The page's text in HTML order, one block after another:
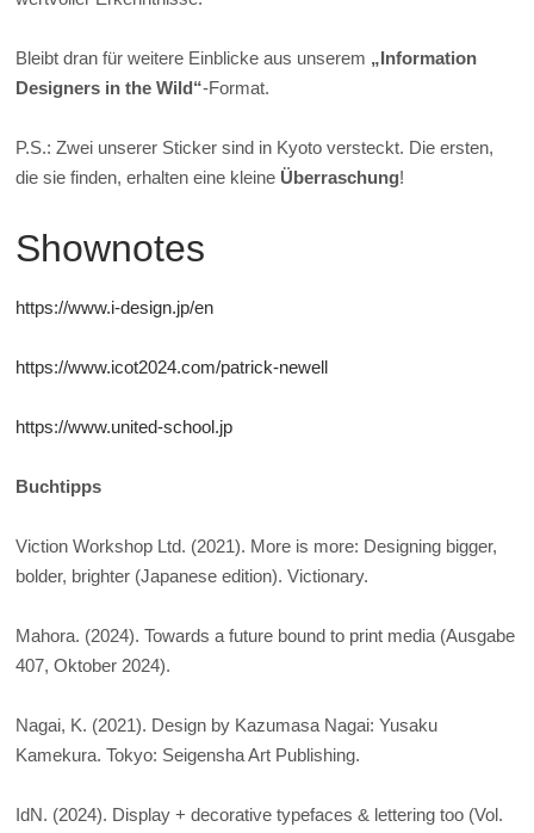
Bleibt dran für weitere Einblicke aus unserem „Information
Designers in the Wild“-Format.
P.S.: Zwei unserer Sticker sind in Kyoto versteckt. Die ersten,
die sie finden, erhalten eine kleine Überraschung!
Shownotes
https://www.i-design.jp/en
https://www.icot2024.com/patrick-newell
https://www.united-school.jp
Buchtipps
Viction Workshop Ltd. (2021). More is more: Designing bigger,
bolder, brighter (Japanese edition). Victionary.
Mahora. (2024). Towards a future bound to print media (Ausgabe
407, Oktober 2024).
Nagai, K. (2021). Design by Kazumasa Nagai: Yusaku
Kamekura. Tokyo: Seigensha Art Publishing.
IdN. (2024). Display + decorative typefaces & lettering too (Vol.